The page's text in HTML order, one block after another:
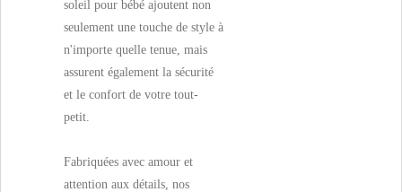
soleil pour bébé ajoutent non
seulement une touche de style à
n'importe quelle tenue, mais
assurent également la sécurité
et le confort de votre tout-
petit.
Fabriquées avec amour et
attention aux détails, nos